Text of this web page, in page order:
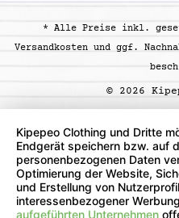
* Alle Preise inkl.
Versandkostenund ggf.
© 2026
Kipepeo Clothing und Dritte
Endgerät speichern bzw. auf
personenbezogenen Daten
Optimierung der Website,
und Erstellung von
interessenbezogener
aufgeführten Unternehmen